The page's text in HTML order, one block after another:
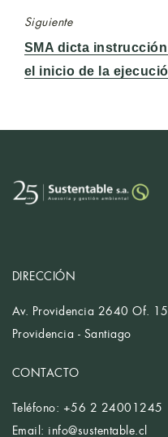
Siguiente
Entrada
siguiente:
SMA dicta
el inicio de la
DIRECCIÓN
Av. Providencia 2640 Of.
Providencia - Santiago
CONTACTO
Teléfono: +56 2
Email: info@sustentable.cl